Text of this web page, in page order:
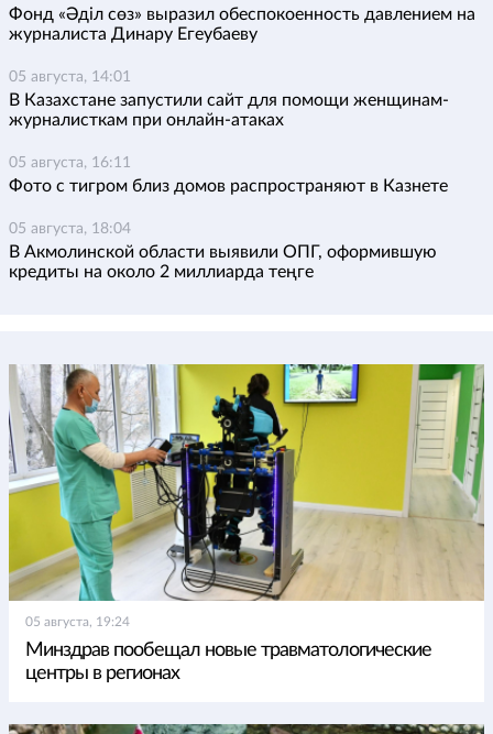
Фонд «Әділ сөз» выразил обеспокоенность давлением на
журналиста Динару Егеубаеву
05 августа, 14:01
В Казахстане запустили сайт для помощи женщинам-
журналисткам при онлайн-атаках
05 августа, 16:11
Фото с тигром близ домов распространяют в Казнете
05 августа, 18:04
В Акмолинской области выявили ОПГ, оформившую
кредиты на около 2 миллиарда теңге
05 августа, 19:24
Минздрав пообещал новые травматологические
центры в регионах